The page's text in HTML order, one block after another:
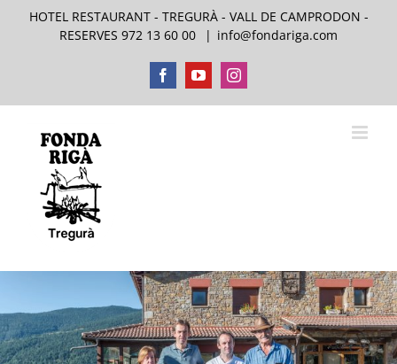
HOTEL RESTAURANT - TREGURÀ - VALL DE CAMPRODON -
RESERVES 972 13 60 00
| info@fondariga.com
FacebookYouTubeInstagram